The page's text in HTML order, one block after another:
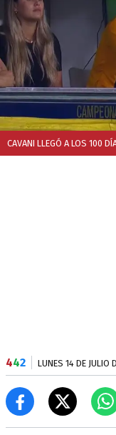
CAVANI LLEGÓ A LOS 100
442 LUNES 14 DE JULIO